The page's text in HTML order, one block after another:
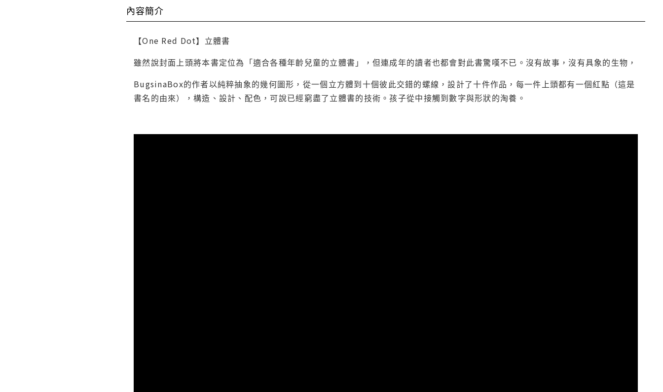
內容簡介
【One Red Dot】立體書
雖然說封面上頭將本書定位為「適合各種年齡兒童的立體書」，但連成年的讀者也都會對此書驚嘆不已。沒有故事，沒有具象的生物，
BugsinaBox的作者以純粹抽象的幾何圖形，從一個立方體到十個彼此交錯的螺線，設計了十件作品，每一件上頭都有一個紅點（這是
書名的由來），構造、設計、配色，可說已經窮盡了立體書的技術。孩子從中接觸到數字與形狀的淘養。